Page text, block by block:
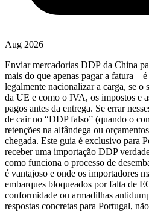
Aug 2026
Enviar mercadorias DDP da China
mais do que apenas pagar a
legalmente nacionalizar a carga, se o
da UE e como o IVA, os impostos e
pagos antes da entrega. Se errar
de cair no “DDP falso” (quando o
retenções na alfândega ou
chegada. Este guia é exclusivo para
receber uma importação DDP
como funciona o processo de
é vantajoso e onde os importadores
embarques bloqueados por falta de
conformidade ou armadilhas
respostas concretas para Portugal,